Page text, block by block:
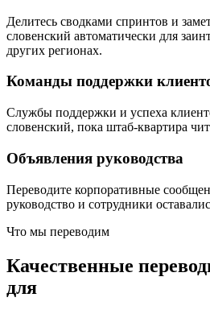
Делитесь сводками спринтов и
словенский автоматически для
других регионах.
Команды поддержки
Службы поддержки и успеха
словенский, пока штаб-квартира
Объявления руководства
Переводите корпоративные
руководство и сотрудники
Что мы переводим
Качественные
для